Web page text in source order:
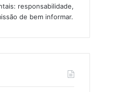
responsabilidade,
de bem informar.​